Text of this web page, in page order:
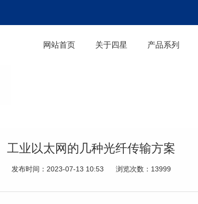
网站首页 关于四星 产品系列
工业以太网的几种光纤传输方案
发布时间：2023-07-13 10:53 浏览次数：13999